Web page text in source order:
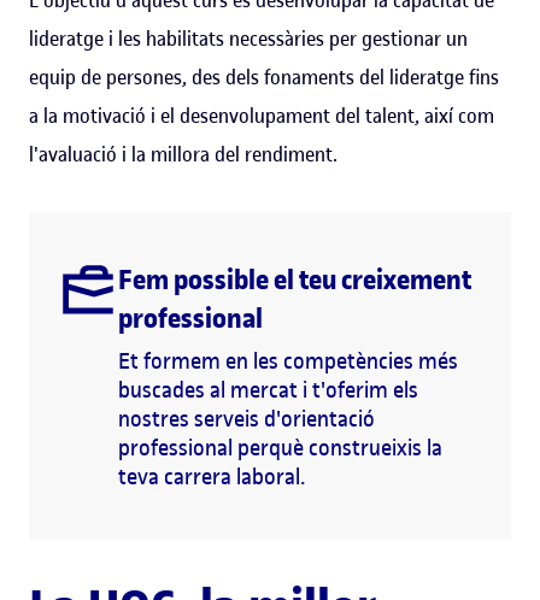
lideratge i les habilitats necessàries per gestionar un
equip de persones, des dels fonaments del lideratge fins
a la motivació i el desenvolupament del talent, així com
l'avaluació i la millora del rendiment.
Fem possible el teu creixement
professional
Et formem en les competències més
buscades al mercat i t'oferim els
nostres serveis d'orientació
professional perquè construeixis la
teva carrera laboral.